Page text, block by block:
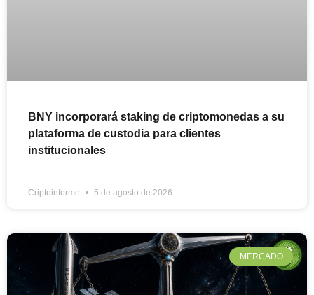
BNY incorporará staking de criptomonedas a su
plataforma de custodia para clientes
institucionales
Criptoinforme 5 de agosto de 2026
MERCADO